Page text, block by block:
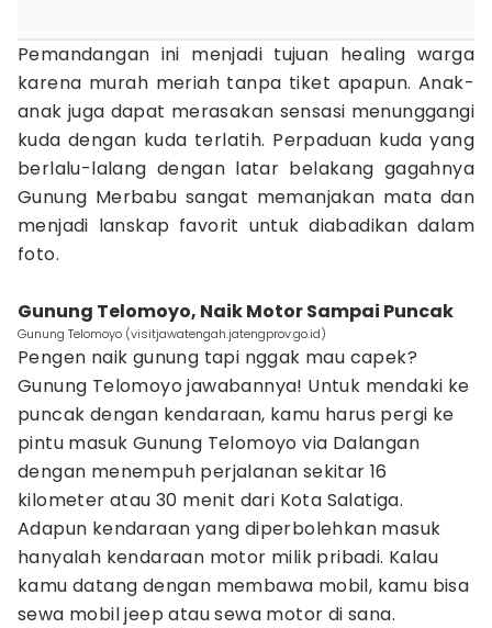
Pemandangan ini menjadi tujuan healing warga
karena murah meriah tanpa tiket apapun. Anak-
anak juga dapat merasakan sensasi menunggangi
kuda dengan kuda terlatih. Perpaduan kuda yang
berlalu-lalang dengan latar belakang gagahnya
Gunung Merbabu sangat memanjakan mata dan
menjadi lanskap favorit untuk diabadikan dalam
foto.
Gunung Telomoyo, Naik Motor Sampai Puncak
Gunung Telomoyo (visitjawatengah.jatengprov.go.id)
Pengen naik gunung tapi nggak mau capek?
Gunung Telomoyo jawabannya! Untuk mendaki ke
puncak dengan kendaraan, kamu harus pergi ke
pintu masuk Gunung Telomoyo via Dalangan
dengan menempuh perjalanan sekitar 16
kilometer atau 30 menit dari Kota Salatiga.
Adapun kendaraan yang diperbolehkan masuk
hanyalah kendaraan motor milik pribadi. Kalau
kamu datang dengan membawa mobil, kamu bisa
sewa mobil jeep atau sewa motor di sana.